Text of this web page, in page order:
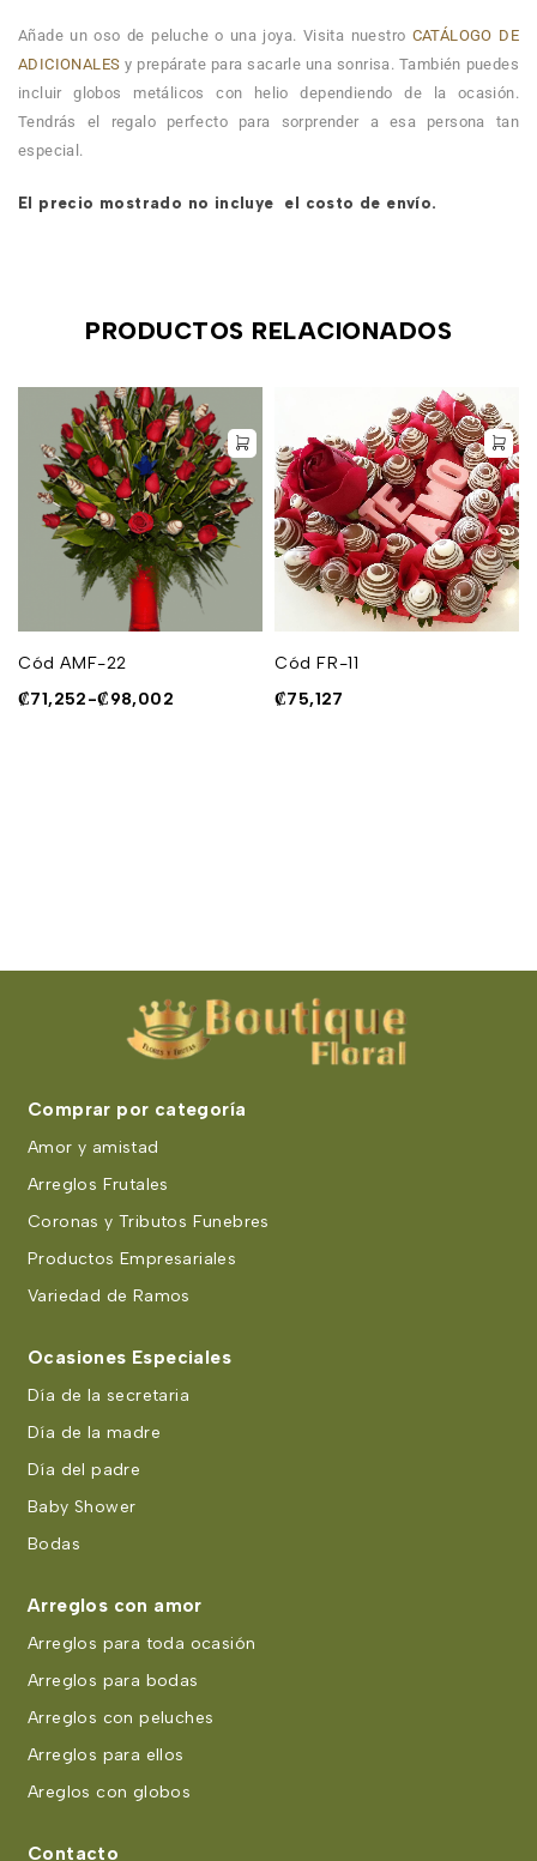
Añade un oso de peluche o una joya. Visita nuestro CATÁLOGO DE
ADICIONALES y prepárate para sacarle una sonrisa. También puedes
incluir globos metálicos con helio dependiendo de la ocasión.
Tendrás el regalo perfecto para sorprender a esa persona tan
especial.
El precio mostrado no incluye el costo de envío.
PRODUCTOS RELACIONADOS
Cód AMF-22
₡71,252-₡98,002
Cód FR-11
₡75,127
Comprar por categoría
Amor y amistad
Arreglos Frutales
Coronas y Tributos Funebres
Productos Empresariales
Variedad de Ramos
Ocasiones Especiales
Día de la secretaria
Día de la madre
Día del padre
Baby Shower
Bodas
Arreglos con amor
Arreglos para toda ocasión
Arreglos para bodas
Arreglos con peluches
Arreglos para ellos
Areglos con globos
Contacto